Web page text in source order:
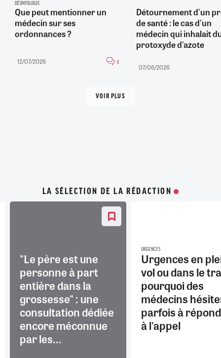
DÉONTOLOGIE
Que peut mentionner un
médecin sur ses
ordonnances ?
12/07/2026 0
Détournement d'un
de santé : le cas d'un
médecin qui inhalait
protoxyde d'azote
07/06/2026
VOIR PLUS
LA SÉLECTION DE LA RÉDACTION
"Le père est une
personne à part
entière dans la
grossesse" : une
consultation dédiée
encore méconnue
par les...
URGENCES
Urgences en
vol ou dans le
pourquoi des
médecins
parfois à
à l'appel